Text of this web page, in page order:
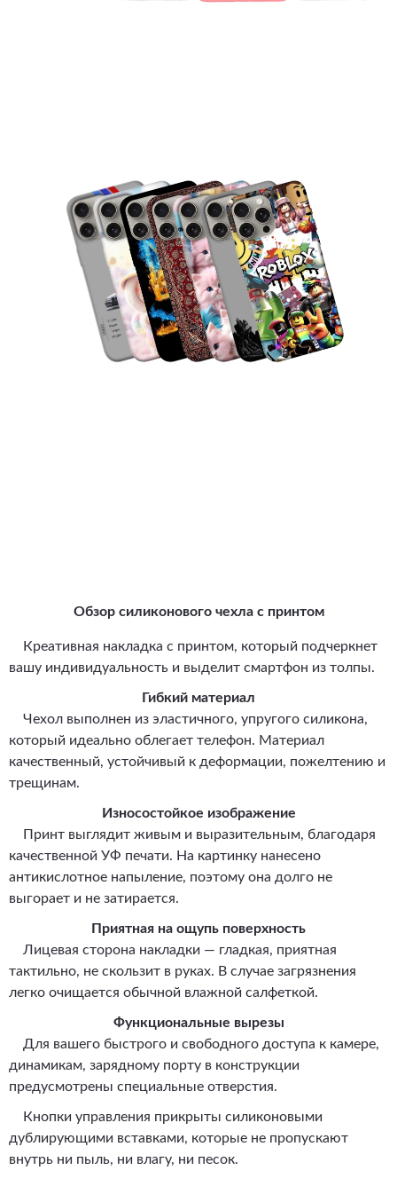
Обзор силиконового чехла с принтом
Креативная накладка с принтом, который подчеркнет
вашу индивидуальность и выделит смартфон из толпы.
Гибкий материал
Чехол выполнен из эластичного, упругого силикона,
который идеально облегает телефон. Материал
качественный, устойчивый к деформации, пожелтению и
трещинам.
Износостойкое изображение
Принт выглядит живым и выразительным, благодаря
качественной УФ печати. На картинку нанесено
антикислотное напыление, поэтому она долго не
выгорает и не затирается.
Приятная на ощупь поверхность
Лицевая сторона накладки — гладкая, приятная
тактильно, не скользит в руках. В случае загрязнения
легко очищается обычной влажной салфеткой.
Функциональные вырезы
Для вашего быстрого и свободного доступа к камере,
динамикам, зарядному порту в конструкции
предусмотрены специальные отверстия.
Кнопки управления прикрыты силиконовыми
дублирующими вставками, которые не пропускают
внутрь ни пыль, ни влагу, ни песок.